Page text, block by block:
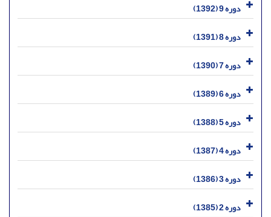
دوره 9 (1392)
دوره 8 (1391)
دوره 7 (1390)
دوره 6 (1389)
دوره 5 (1388)
دوره 4 (1387)
دوره 3 (1386)
دوره 2 (1385)